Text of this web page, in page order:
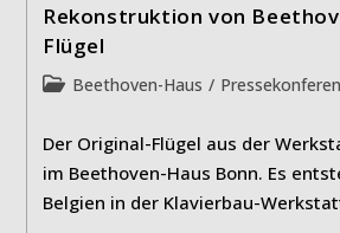
Rekonstruktion von
Flügel
Beitrags-
Beethoven-Haus /
Der Original-Flügel aus der
im Beethoven-Haus Bonn. Es
Belgien in der Klavierbau-